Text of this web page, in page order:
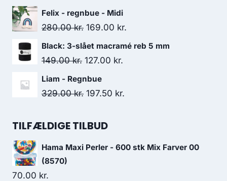
Felix - regnbue - Midi
280.00kr. 169.00 kr.
Black: 3-slået macramé reb 5 mm
149.00kr. 127.00 kr.
Liam - Regnbue
329.00kr. 197.50 kr.
TILFÆLDIGE TILBUD
Hama Maxi Perler - 600 stk Mix Farver 00
(8570)
70.00 kr.